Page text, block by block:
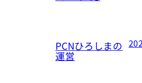
PCNひろしまの
運営